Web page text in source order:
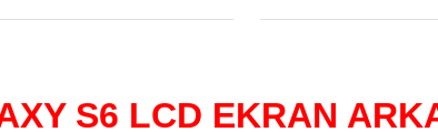
S6 LCD EKRAN